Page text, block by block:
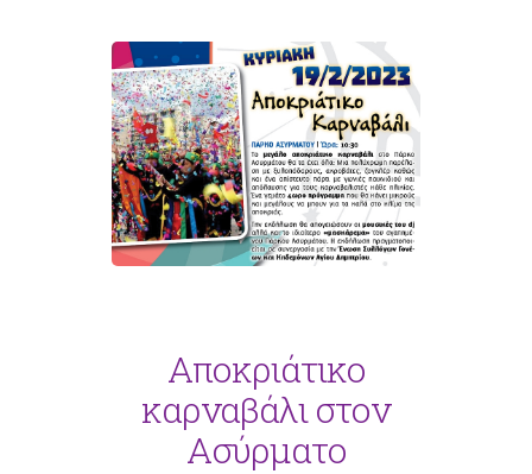
Αποκριάτικο
καρναβάλι στον
Ασύρματο